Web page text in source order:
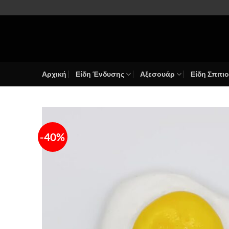
στο
Αρχική Είδη Ένδυσης Αξεσουάρ Είδη
-40%